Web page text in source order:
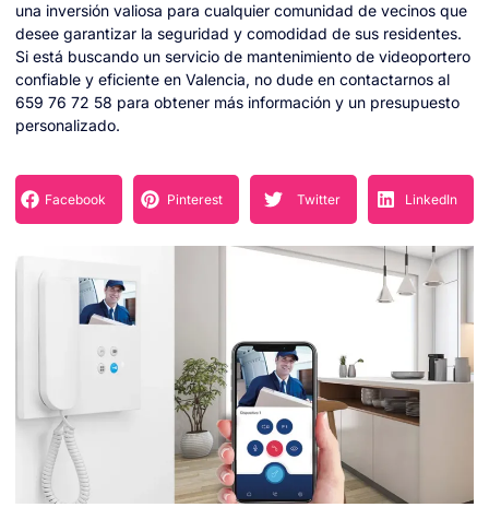
una inversión valiosa para cualquier comunidad de vecinos que
desee garantizar la seguridad y comodidad de sus residentes.
Si está buscando un servicio de mantenimiento de videoportero
confiable y eficiente en Valencia, no dude en contactarnos al
659 76 72 58 para obtener más información y un presupuesto
personalizado.
Facebook Pinterest Twitter LinkedIn